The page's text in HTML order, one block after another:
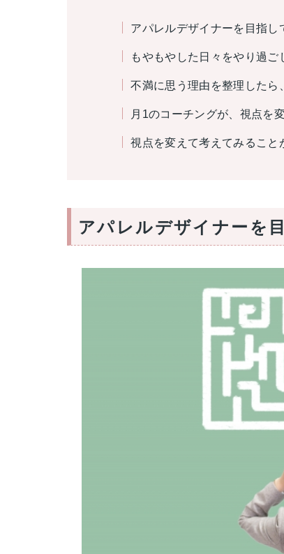
アパレルデザイナーを目指し
もやもやした日々をやり過
不満に思う理由を整理したら
月1のコーチングが、視点を
視点を変えて考えてみること
アパレルデザイナーを